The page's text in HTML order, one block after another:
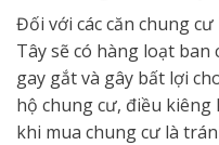
Đối với các căn chung
Tây sẽ có hàng loạt ban
gay gắt và gây bất lợi
hộ chung cư, điều
khi mua chung cư là